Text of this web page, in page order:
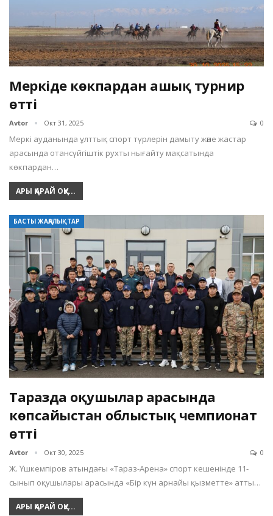
Меркіде көкпардан ашық турнир
өтті
Avtor Окт 31, 2025 0
Меркі ауданында ұлттық спорт түрлерін дамыту және жастар
арасында отансүйгіштік рухты нығайту мақсатында
көкпардан…
АРЫ ҚАРАЙ ОҚУ...
БАСТЫ ЖАҢАЛЫҚТАР
Таразда оқушылар арасында
көпсайыстан облыстық чемпионат
өтті
Avtor Окт 30, 2025 0
Ж. Үшкемпіров атындағы «Тараз-Арена» спорт кешенінде 11-
сынып оқушылары арасында «Бір күн арнайы қызметте» атты…
АРЫ ҚАРАЙ ОҚУ...